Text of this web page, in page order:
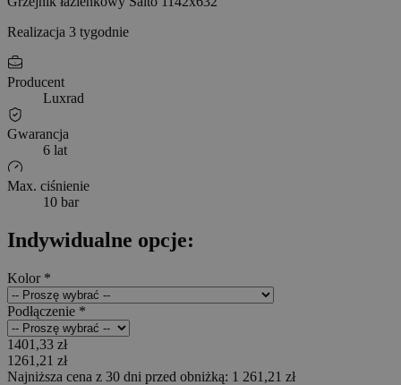
Realizacja 3 tygodnie
Producent
Luxrad
Gwarancja
6 lat
Max. ciśnienie
10 bar
Indywidualne opcje:
Kolor *
Podłączenie *
1401,33 zł
1261,21 zł
Najniższa cena z 30 dni przed obniżką: 1 261,21 zł